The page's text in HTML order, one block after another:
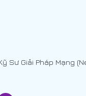
Sư Giải Pháp Mạng